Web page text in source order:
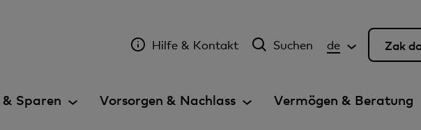
Hilfe & Kontakt Suchen de Zak
Sparen Vorsorgen & Nachlass Vermögen & Beratung